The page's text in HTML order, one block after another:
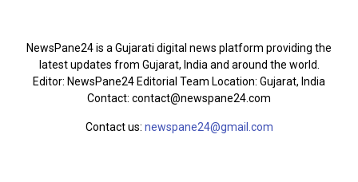
NewsPane24 is a Gujarati digital news platform providing the
latest updates from Gujarat, India and around the world.
Editor: NewsPane24 Editorial Team Location: Gujarat, India
Contact: contact@newspane24.com
Contact us: newspane24@gmail.com